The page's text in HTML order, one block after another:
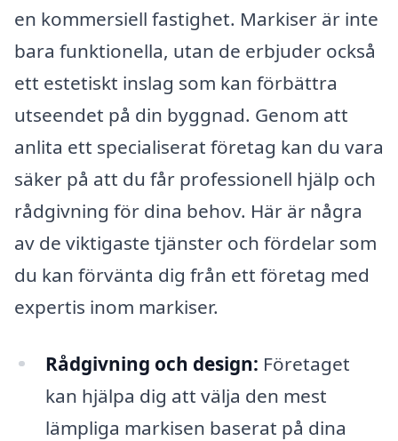
en kommersiell fastighet. Markiser är inte
bara funktionella, utan de erbjuder också
ett estetiskt inslag som kan förbättra
utseendet på din byggnad. Genom att
anlita ett specialiserat företag kan du vara
säker på att du får professionell hjälp och
rådgivning för dina behov. Här är några
av de viktigaste tjänster och fördelar som
du kan förvänta dig från ett företag med
expertis inom markiser.
Rådgivning och design: Företaget
kan hjälpa dig att välja den mest
lämpliga markisen baserat på dina